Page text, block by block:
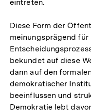
eintreten.
Diese Form der
meinungsprägend für
bekundet auf diese
dann auf den
demokratischer
beeinflussen und
Demokratie lebt